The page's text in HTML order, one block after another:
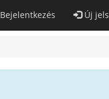
Bejelentkezés Új